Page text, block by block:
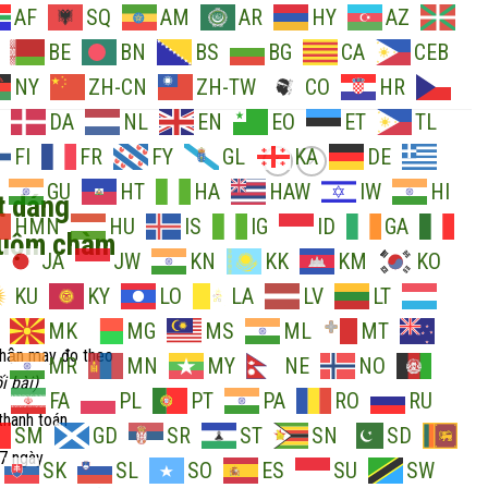
AF SQ AM AR HY
AZ
BE BN BS BG CA
CEB
NY
ZH-CN ZH-TW CO
HR
DA NL EN EO ET
TL
FI
FR FY GL KA
DE
GU HT HA HAW IW
HI
HMN
HU IS IG ID
GA
JA JW KN KK KM
KO
KU
KY LO LA LV
LT
MK MG MS ML
MT
MR MN MY NE
NO
FA PL PT PA RO
RU
SM
GD SR ST SN
SD
SK SL SO ES SU
SW
dáng
chàm
may đo theo
bài)
toán
ngày